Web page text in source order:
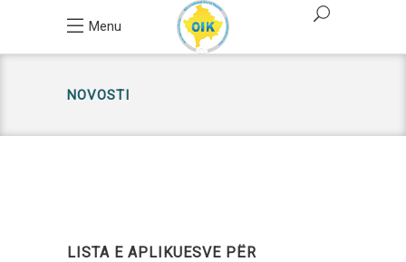
Menu
NOVOSTI
LISTA E APLIKUESVE PËR